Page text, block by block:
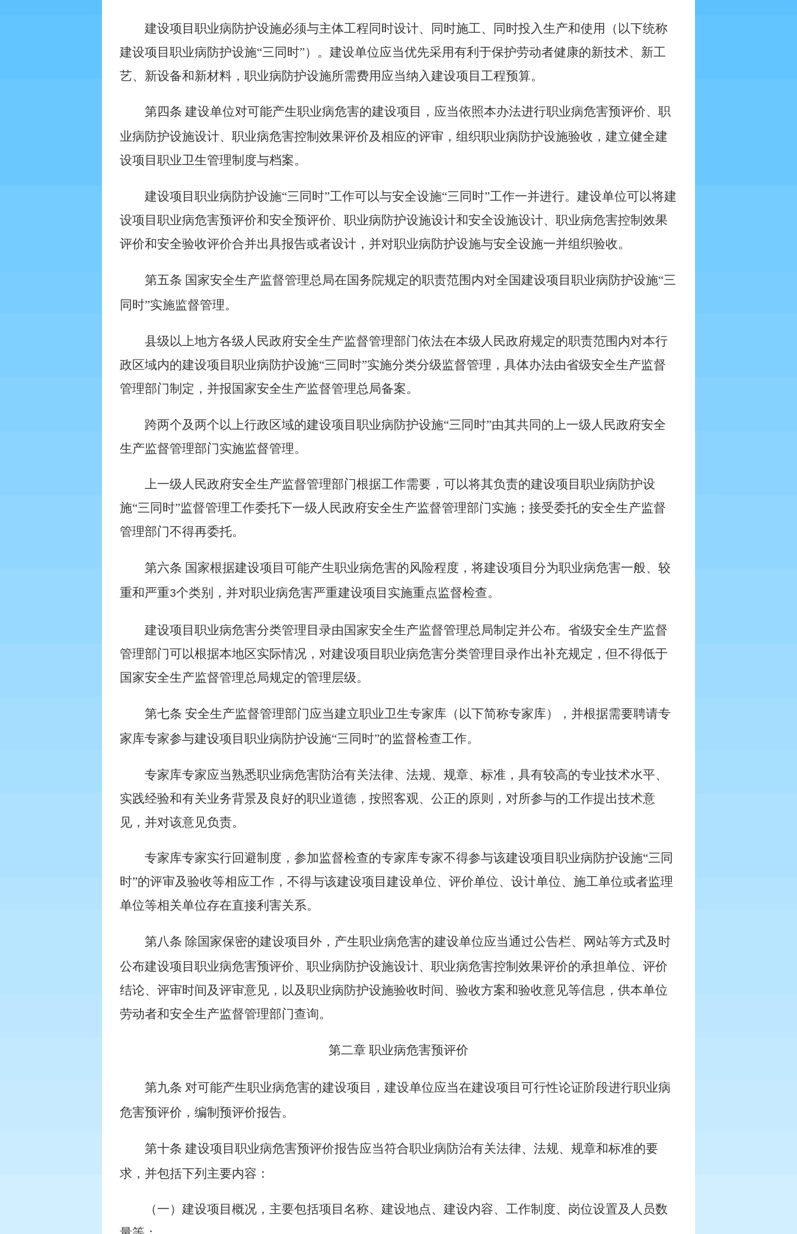
建设项目职业病防护设施必须与主体工程同时设计、同时施工、同时投入生产和使用（以下统称
建设项目职业病防护设施“三同时”）。建设单位应当优先采用有利于保护劳动者健康的新技术、新工
艺、新设备和新材料，职业病防护设施所需费用应当纳入建设项目工程预算。
第四条 建设单位对可能产生职业病危害的建设项目，应当依照本办法进行职业病危害预评价、职
业病防护设施设计、职业病危害控制效果评价及相应的评审，组织职业病防护设施验收，建立健全建
设项目职业卫生管理制度与档案。
建设项目职业病防护设施“三同时”工作可以与安全设施“三同时”工作一并进行。建设单位可以将建
设项目职业病危害预评价和安全预评价、职业病防护设施设计和安全设施设计、职业病危害控制效果
评价和安全验收评价合并出具报告或者设计，并对职业病防护设施与安全设施一并组织验收。
第五条 国家安全生产监督管理总局在国务院规定的职责范围内对全国建设项目职业病防护设施“三
同时”实施监督管理。
县级以上地方各级人民政府安全生产监督管理部门依法在本级人民政府规定的职责范围内对本行
政区域内的建设项目职业病防护设施“三同时”实施分类分级监督管理，具体办法由省级安全生产监督
管理部门制定，并报国家安全生产监督管理总局备案。
跨两个及两个以上行政区域的建设项目职业病防护设施“三同时”由其共同的上一级人民政府安全
生产监督管理部门实施监督管理。
上一级人民政府安全生产监督管理部门根据工作需要，可以将其负责的建设项目职业病防护设
施“三同时”监督管理工作委托下一级人民政府安全生产监督管理部门实施；接受委托的安全生产监督
管理部门不得再委托。
第六条 国家根据建设项目可能产生职业病危害的风险程度，将建设项目分为职业病危害一般、较
重和严重3个类别，并对职业病危害严重建设项目实施重点监督检查。
建设项目职业病危害分类管理目录由国家安全生产监督管理总局制定并公布。省级安全生产监督
管理部门可以根据本地区实际情况，对建设项目职业病危害分类管理目录作出补充规定，但不得低于
国家安全生产监督管理总局规定的管理层级。
第七条 安全生产监督管理部门应当建立职业卫生专家库（以下简称专家库），并根据需要聘请专
家库专家参与建设项目职业病防护设施“三同时”的监督检查工作。
专家库专家应当熟悉职业病危害防治有关法律、法规、规章、标准，具有较高的专业技术水平、
实践经验和有关业务背景及良好的职业道德，按照客观、公正的原则，对所参与的工作提出技术意
见，并对该意见负责。
专家库专家实行回避制度，参加监督检查的专家库专家不得参与该建设项目职业病防护设施“三同
时”的评审及验收等相应工作，不得与该建设项目建设单位、评价单位、设计单位、施工单位或者监理
单位等相关单位存在直接利害关系。
第八条 除国家保密的建设项目外，产生职业病危害的建设单位应当通过公告栏、网站等方式及时
公布建设项目职业病危害预评价、职业病防护设施设计、职业病危害控制效果评价的承担单位、评价
结论、评审时间及评审意见，以及职业病防护设施验收时间、验收方案和验收意见等信息，供本单位
劳动者和安全生产监督管理部门查询。
第二章 职业病危害预评价
第九条 对可能产生职业病危害的建设项目，建设单位应当在建设项目可行性论证阶段进行职业病
危害预评价，编制预评价报告。
第十条 建设项目职业病危害预评价报告应当符合职业病防治有关法律、法规、规章和标准的要
求，并包括下列主要内容：
（一）建设项目概况，主要包括项目名称、建设地点、建设内容、工作制度、岗位设置及人员数